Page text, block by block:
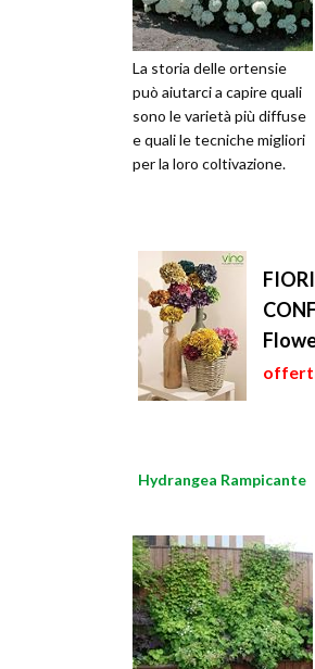
La storia delle ortensie
può aiutarci a capire quali
sono le varietà più diffuse
e quali le tecniche migliori
per la loro coltivazione.
Hydrangea Rampicante